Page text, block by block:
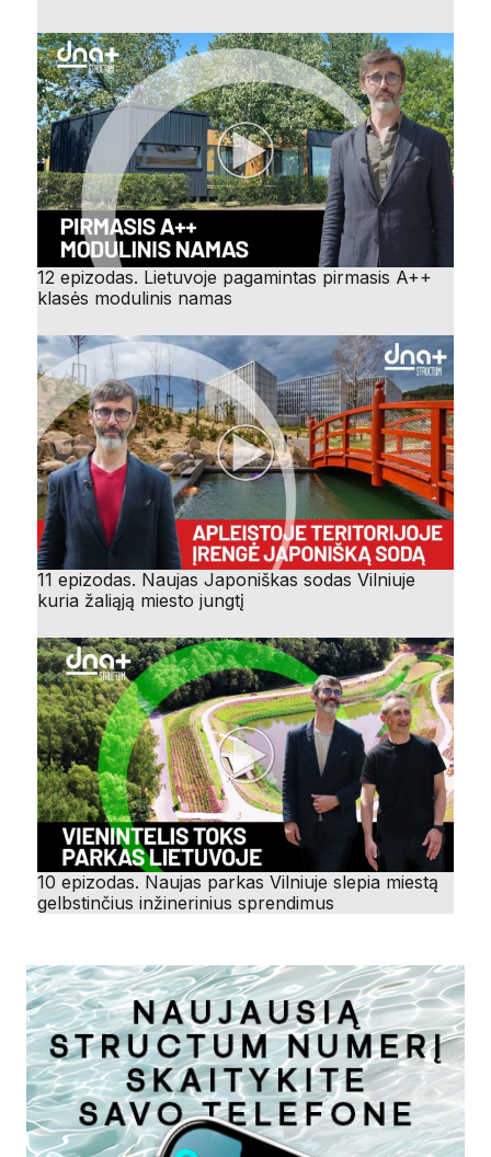
12 epizodas. Lietuvoje pagamintas pirmasis A++
klasės modulinis namas
11 epizodas. Naujas Japoniškas sodas Vilniuje
kuria žaliąją miesto jungtį
10 epizodas. Naujas parkas Vilniuje slepia miestą
gelbstinčius inžinerinius sprendimus